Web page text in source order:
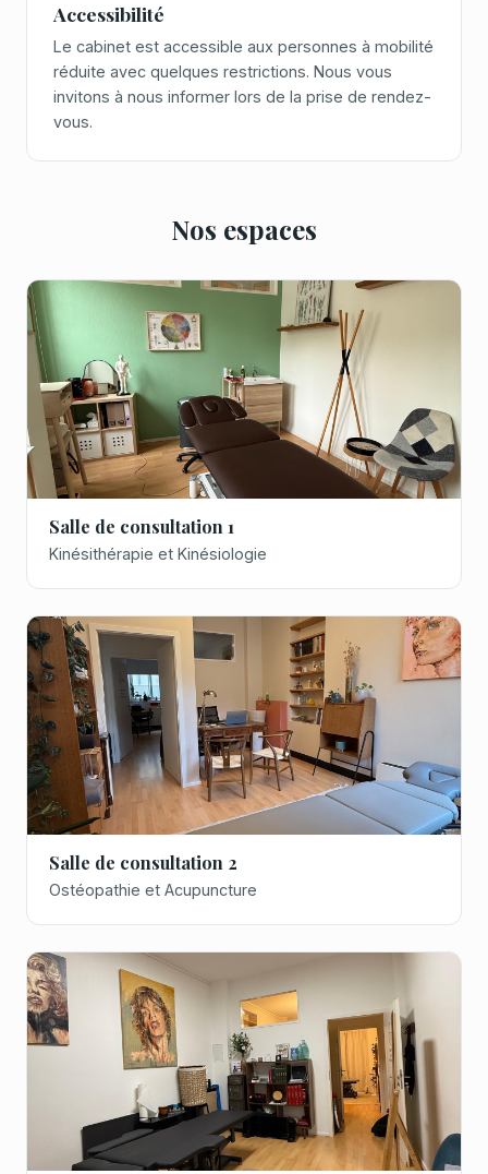
Accessibilité
Le cabinet est accessible aux personnes à mobilité
réduite avec quelques restrictions. Nous vous
invitons à nous informer lors de la prise de rendez-
vous.
Nos espaces
Salle de consultation 1
Kinésithérapie et Kinésiologie
Salle de consultation 2
Ostéopathie et Acupuncture